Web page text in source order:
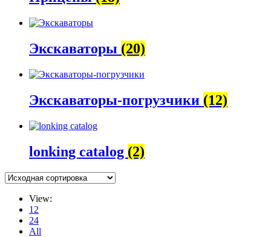
Экскаваторы (20)
Экскаваторы-погрузчики (12)
lonking catalog (2)
View:
12
24
All